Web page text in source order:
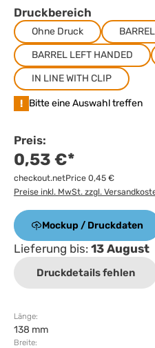
Druckbereich
Ohne Druck
BARREL LEFT HANDED
IN LINE WITH CLIP
! Bitte eine Auswahl treffen
Preis:
0,53 €*
checkout.netPrice 0,45 €
Preise inkl. MwSt. zzgl.
Mockup / Druckdaten
Lieferung bis: 13 August
Druckdetails fehlen
Länge:
138 mm
Breite: